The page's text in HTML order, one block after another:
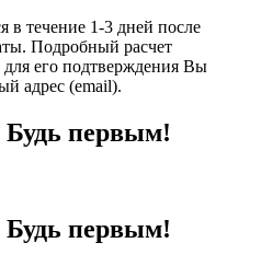
в течение 1-3 дней после
Подробный расчет
для его подтверждения Вы
адрес (email).
Будь первым!
Будь первым!